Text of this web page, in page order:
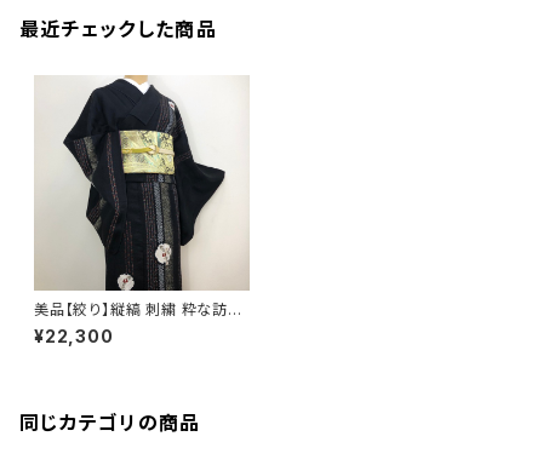
最近チェックした商品
美品【絞り】縦縞 刺繍 粋な訪問
着 正絹 b721
¥22,300
同じカテゴリの商品